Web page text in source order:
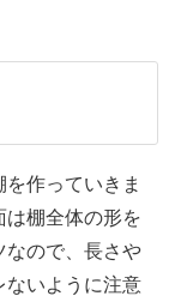
02:11
10:28
13:43
作っていきま
は棚全体の形を
ので、長さや
いように注意